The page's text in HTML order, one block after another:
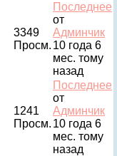
3349
Просм.
Последнее
от
Админчик
10 года 6
мес. тому
назад
1241
Просм.
Последнее
от
Админчик
10 года 6
мес. тому
назад